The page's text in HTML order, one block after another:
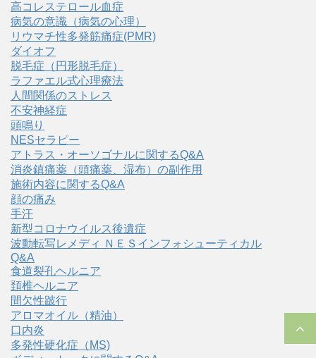
高コレステロール血症
病気の意識（病気の心理）
リウマチ性多発筋痛症(PMR)
ダイオフ
脱毛症（円形脱毛症）
ラファエル式心理療法
人間関係のストレス
不安神経症
頭鳴り
NESセラピー
アトラス・オーソゴナルに関するQ&A
消炎鎮痛薬（頭痛薬、湿布）の副作用
施術内容に関するQ&A
顔の痛み
手汗
新型コロナウイルス後遺症
波動転写レメディ ＮＥＳインフォシューティカル
Q&A
食道裂孔ヘルニア
頚椎ヘルニア
間欠性跛行
アロマオイル（精油）
口内炎
多発性硬化症（MS)